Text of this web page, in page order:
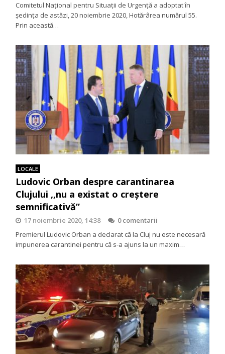
Comitetul Național pentru Situații de Urgență a adoptat în
ședința de astăzi, 20 noiembrie 2020, Hotărârea numărul 55.
Prin această…
LOCALE
Ludovic Orban despre carantinarea
Clujului ,,nu a existat o creștere
semnificativă”
17 noiembrie 2020, 14:38
0 comentarii
Premierul Ludovic Orban a declarat că la Cluj nu este necesară
impunerea carantinei pentru că s-a ajuns la un maxim…